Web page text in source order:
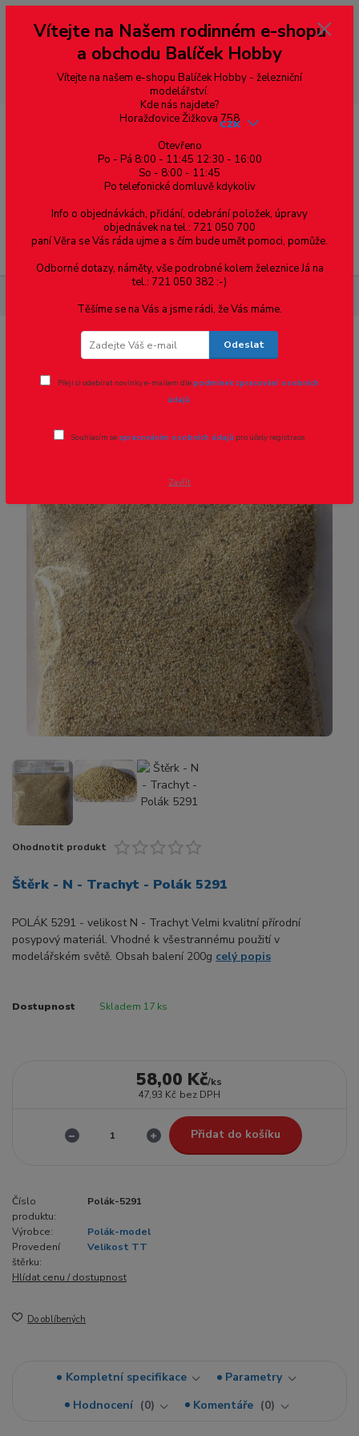
--- pro zákazníky ze Slovenska a jiných zemí, pokud chcete platit v eurech
přepněte si e-shop na euro 💶 pro přepočet měny - pravý horní roh ---
dobírky – pokud si z nějakého důvodu zásilku nevyzvednete, bude po
domluvě zaslána znovu s opětovnou platbou za poštovné, v opačném
případě bude zrušena a účet přidán na blacklist a rušeny následující
objednávky.
Menu
CZK
Štěrk - N - Trachyt - Polák 5291
Ohodnotit produkt
Štěrk - N - Trachyt - Polák 5291
POLÁK 5291 - velikost N - Trachyt Velmi kvalitní přírodní
posypový materiál. Vhodné k všestrannému použití v
modelářském světě. Obsah balení 200g celý popis
Dostupnost Skladem 17 ks
58,00 Kč/ks
47,93 Kč bez DPH
Přidat do košíku
Číslo
produktu:
Polák-5291
Výrobce:
Polák-model
Provedení
štěrku:
Velikost TT
Hlídat cenu / dostupnost
Do oblíbených
Kompletní specifikace
Parametry
Hodnocení
0 Komentáře 0
Vítejte na Našem rodinném e-shopu
a obchodu Balíček Hobby
Vítejte na našem e-shopu Balíček Hobby - železniční
modelářství.
Kde nás najdete?
Horažďovice Žižkova 758
Otevřeno
Po - Pá 8:00 - 11:45 12:30 - 16:00
So - 8:00 - 11:45
Po telefonické domluvě kdykoliv
Info o objednávkách, přidání, odebrání položek, úpravy
objednávek na tel.: 721 050 700
paní Věra se Vás ráda ujme a s čím bude umět pomoci, pomůže.
Odborné dotazy, náměty, vše podrobné kolem železnice Já na
tel.: 721 050 382 :-)
Těšíme se na Vás a jsme rádi, že Vás máme.
Odeslat
Přeji si odebírat novinky e-mailem dlepodmínek zpracování osobních
údajů.
Souhlasím se zpracováním osobních údajů pro účely registrace.
Zavřít